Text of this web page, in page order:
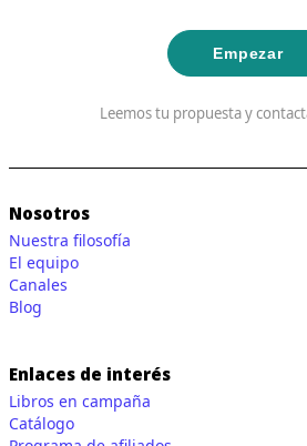
Empezar
Leemos tu propuesta y
Nosotros
Nuestra filosofía
El equipo
Canales
Blog
Enlaces de interés
Libros en campaña
Catálogo